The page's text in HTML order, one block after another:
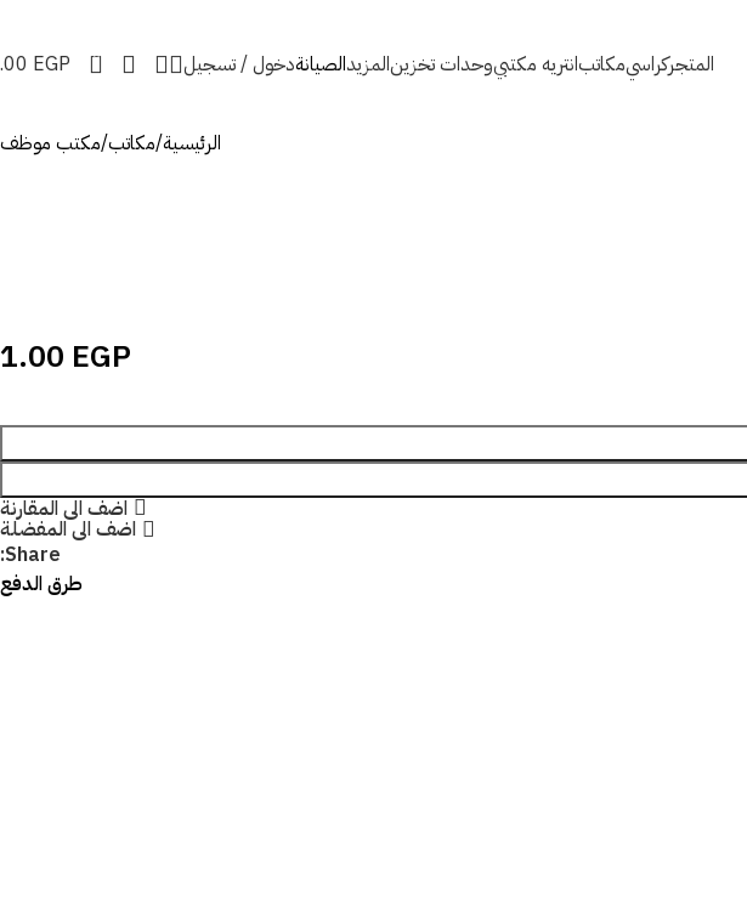
المتجركراسيمكاتبانتريه مكتبيوحدات تخزينالمزيدالصيانةدخول / تسجيل 0
EGP
الرئيسية مكاتب مكتب موظف
1.00 EGP
اضف الى المقارنة
اضف الى المفضلة
Share:
طرق الدفع